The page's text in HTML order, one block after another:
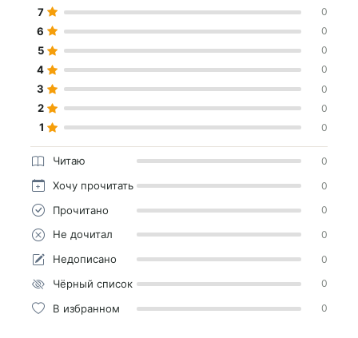
7 0
6 0
5 0
4 0
3 0
2 0
1 0
Читаю 0
Хочу прочитать 0
Прочитано 0
Не дочитал 0
Недописано 0
Чёрный список 0
В избранном 0